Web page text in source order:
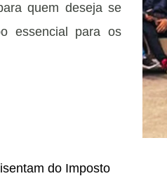
quem deseja se
essencial para os
do Imposto